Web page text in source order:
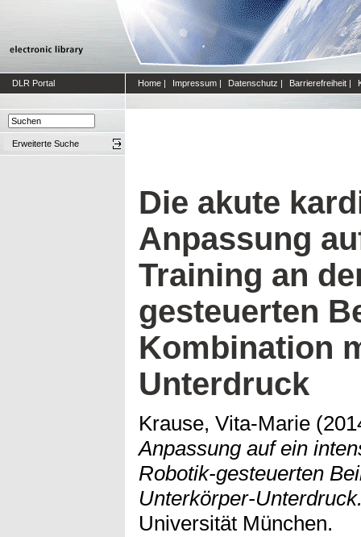
DLR Portal Home | Impressum | Datenschutz | Barrierefreiheit |
Erweiterte Suche
Die akute
Anpassung
Training an
gesteuerten
Kombination
Unterdruck
Krause, Vita-Marie
Anpassung auf ein
Robotik-gesteuerten
Unterkörper-
Universität München.